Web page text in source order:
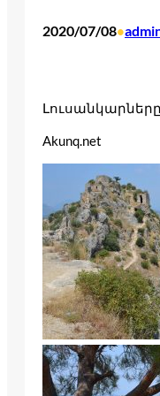
2020/07/08•
Akunq.net